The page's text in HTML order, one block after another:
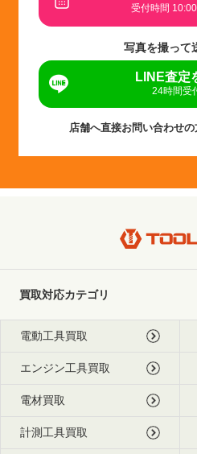
受付時間
写真を撮って
LINE査定
24時間受
店舗へ直接お問い合わせ
買取対応カテゴリ
電動工具買取
エンジン工具買取
電材買取
計測工具買取